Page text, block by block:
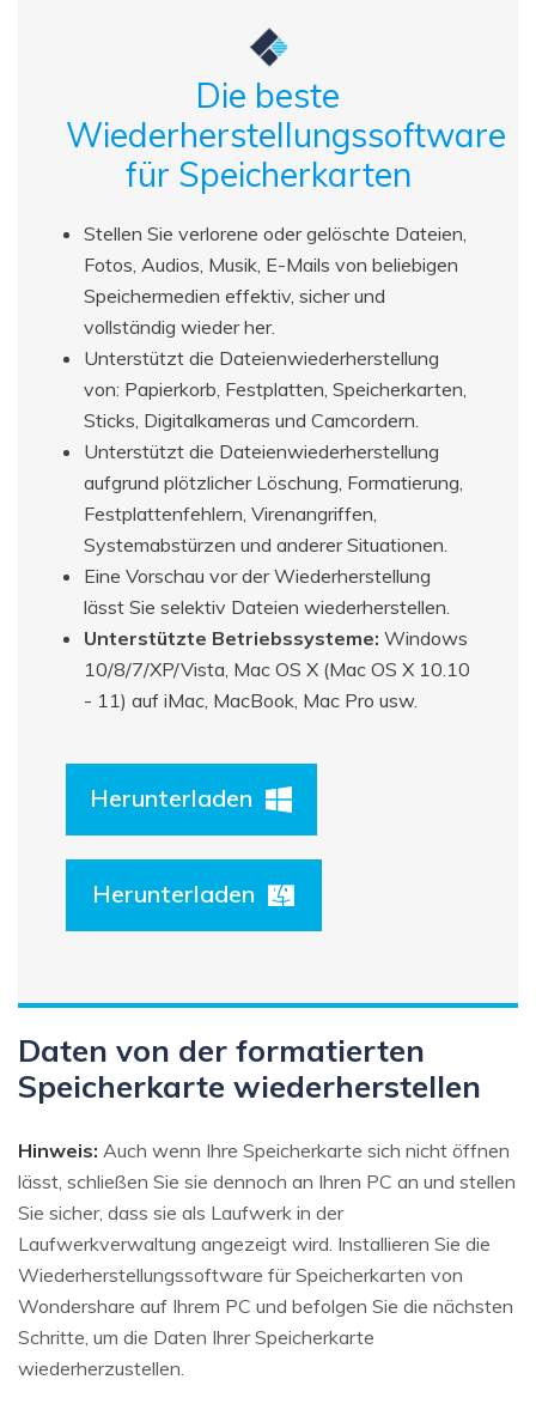
Die beste
Wiederherstellungssoftware
für Speicherkarten
Stellen Sie verlorene oder gelöschte Dateien,
Fotos, Audios, Musik, E-Mails von beliebigen
Speichermedien effektiv, sicher und
vollständig wieder her.
Unterstützt die Dateienwiederherstellung
von: Papierkorb, Festplatten, Speicherkarten,
Sticks, Digitalkameras und Camcordern.
Unterstützt die Dateienwiederherstellung
aufgrund plötzlicher Löschung, Formatierung,
Festplattenfehlern, Virenangriffen,
Systemabstürzen und anderer Situationen.
Eine Vorschau vor der Wiederherstellung
lässt Sie selektiv Dateien wiederherstellen.
Unterstützte Betriebssysteme: Windows
10/8/7/XP/Vista, Mac OS X (Mac OS X 10.10
- 11) auf iMac, MacBook, Mac Pro usw.
Herunterladen
Herunterladen
Daten von der formatierten
Speicherkarte wiederherstellen
Hinweis: Auch wenn Ihre Speicherkarte sich nicht öffnen
lässt, schließen Sie sie dennoch an Ihren PC an und stellen
Sie sicher, dass sie als Laufwerk in der
Laufwerkverwaltung angezeigt wird. Installieren Sie die
Wiederherstellungssoftware für Speicherkarten von
Wondershare auf Ihrem PC und befolgen Sie die nächsten
Schritte, um die Daten Ihrer Speicherkarte
wiederherzustellen.